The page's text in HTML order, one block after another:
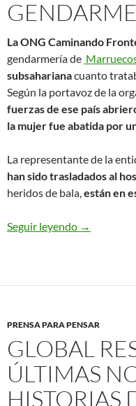
La ONG Caminando
gendarmería de
subsaharianacuanto
Según la portavoz de la
fuerzas de ese país
la mujer fue abatida por
La representante de la
han sido trasladados al
heridos de bala,están en
Seguir leyendo ONG
→
PRENSA PARA PENSAR
GLOBAL
ÚLTIMAS
HISTORIAS